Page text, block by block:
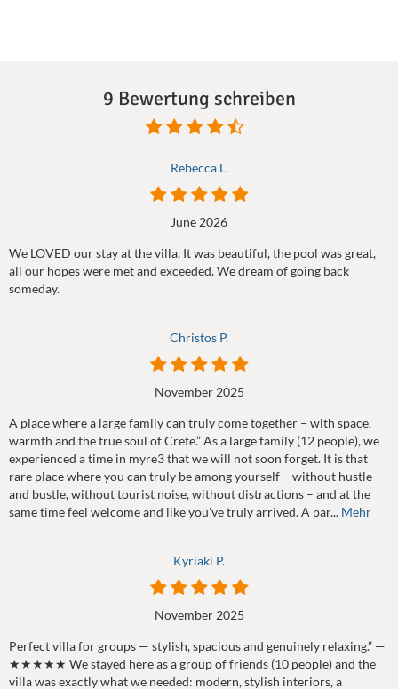
9 Bewertung schreiben
Rebecca L.
June 2026
We LOVED our stay at the villa. It was beautiful, the pool was great,
all our hopes were met and exceeded. We dream of going back
someday.
Christos P.
November 2025
A place where a large family can truly come together – with space,
warmth and the true soul of Crete.” As a large family (12 people), we
experienced a time in myre3 that we will not soon forget. It is that
rare place where you can truly be among yourself – without hustle
and bustle, without tourist noise, without distractions – and at the
same time feel welcome and like you've truly arrived. A par... Mehr
Kyriaki P.
November 2025
Perfect villa for groups — stylish, spacious and genuinely relaxing.” —
★★★★★ We stayed here as a group of friends (10 people) and the
villa was exactly what we needed: modern, stylish interiors, a